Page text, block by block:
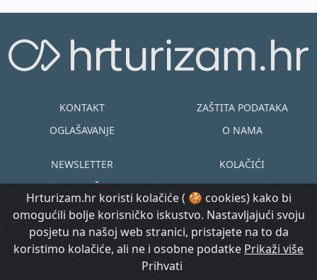
Hrturizam.hr koristi kolačiće ( 🍪 cookies) kako bi
omogućili bolje korisničko iskustvo. Nastavljajući svoju
posjetu na našoj web stranici, pristajete na to da
koristimo kolačiće, ali ne i osobne podatke Prikaži više
Prihvati
KONTAKT
OGLAŠAVANJE
ZAŠTITA PODATAKA
O NAMA
NEWSLETTER
UVJETI KORIŠTENJA
KOLAČIĆI
EN HR
© Copyright
2015.-2026.
@ Created by
Morgan Code
Prijavi se